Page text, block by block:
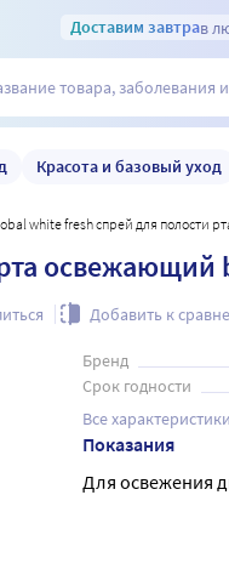
Доставим завтрав
Красота и базовый уход
white fresh спрей для
Добавить к
Бренд
Срок годности
Все характеристики
Показания
Для освежения